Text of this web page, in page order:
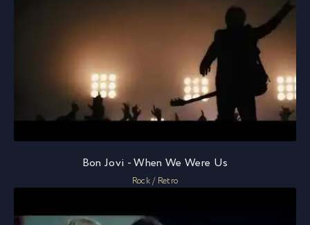
Bon Jovi - When We Were Us
Rock / Retro